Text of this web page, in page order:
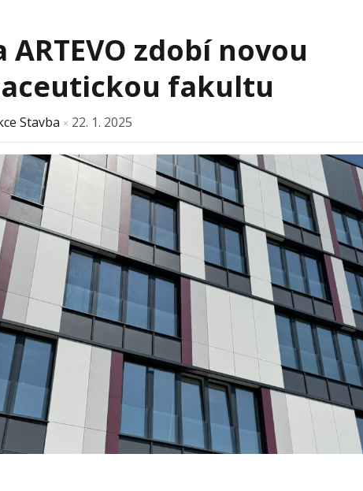
ARTEVO zdobí novou
fakultu
Stavba × 22. 1. 2025